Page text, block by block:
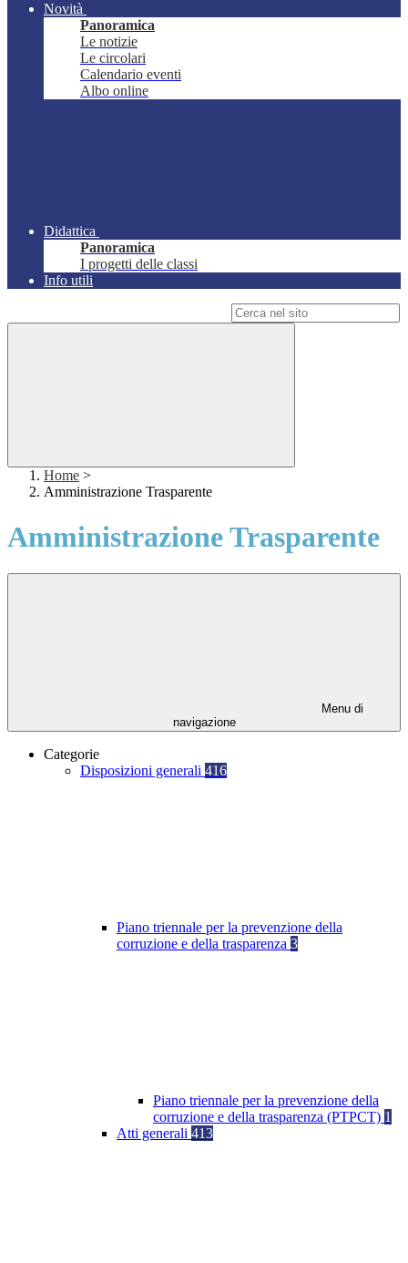
Novità
Panoramica
Le notizie
Le circolari
Calendario eventi
Albo online
Didattica
Panoramica
I progetti delle classi
Info utili
Home >
Amministrazione Trasparente
Amministrazione Trasparente
Menu di
navigazione
Categorie
Disposizioni generali 416
Piano triennale per la prevenzione della
corruzione e della trasparenza 3
Piano triennale per la prevenzione della
corruzione e della trasparenza (PTPCT) 1
Atti generali 413